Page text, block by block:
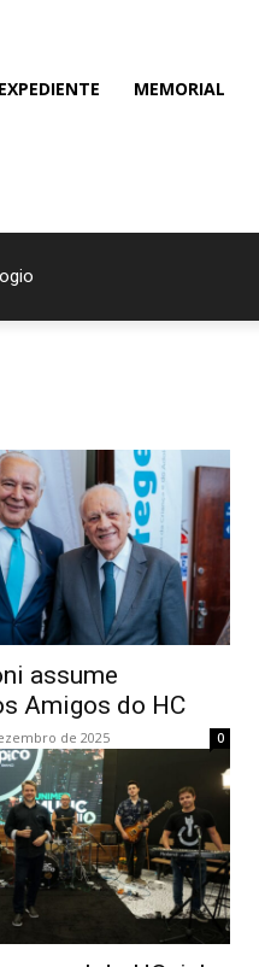
EXPEDIENTE MEMORIAL
assume
Amigos do HC
de 2025 0